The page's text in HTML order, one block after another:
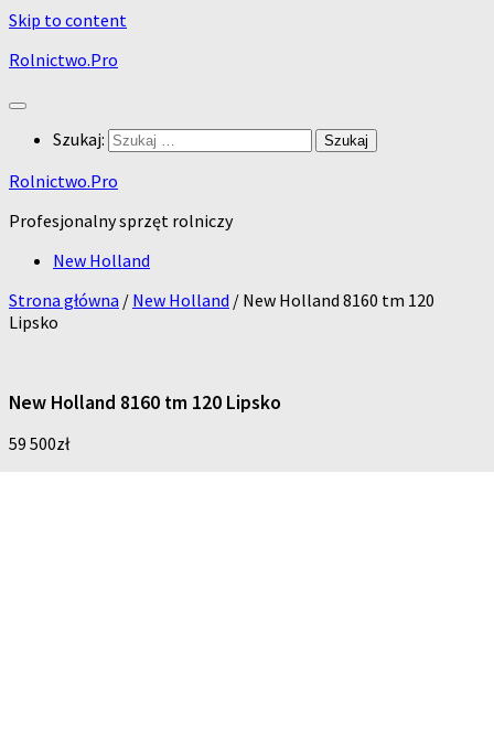
Skip to content
Rolnictwo.Pro
Szukaj:
Rolnictwo.Pro
Profesjonalny sprzęt rolniczy
New Holland
Strona główna / New Holland / New Holland 8160 tm 120
Lipsko
New Holland 8160 tm 120 Lipsko
59 500zł